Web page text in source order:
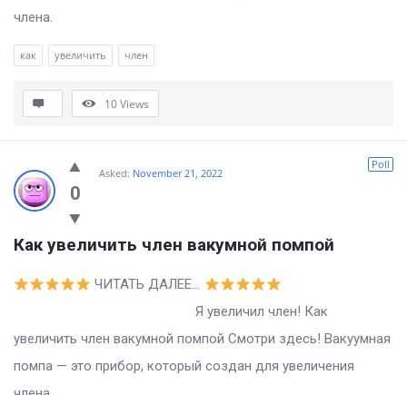
члена.
как увеличить член
10Views
0
Poll
Asked: November 21, 2022
Как увеличить член вакумной помпой
ЧИТАТЬ ДАЛЕЕ…
Я увеличил член! Как
увеличить член вакумной помпой Смотри здесь! Вакуумная
помпа — это прибор, который создан для увеличения